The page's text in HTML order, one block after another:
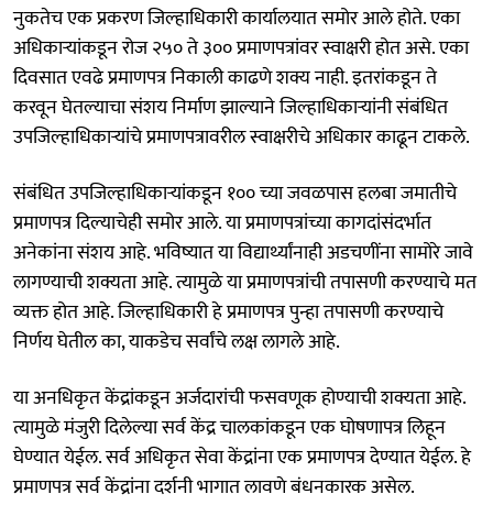
नुकतेच एक प्रकरण जिल्हाधिकारी कार्यालयात समोर आले होते. एका
अधिकाऱ्यांकडून रोज २५० ते ३०० प्रमाणपत्रांवर स्वाक्षरी होत असे. एका
दिवसात एवढे प्रमाणपत्र निकाली काढणे शक्य नाही. इतरांकडून ते
करवून घेतल्याचा संशय निर्माण झाल्याने जिल्हाधिकाऱ्यांनी संबंधित
उपजिल्हाधिकाऱ्यांचे प्रमाणपत्रावरील स्वाक्षरीचे अधिकार काढून टाकले.
संबंधित उपजिल्हाधिकाऱ्यांकडून १०० च्या जवळपास हलबा जमातीचे
प्रमाणपत्र दिल्याचेही समोर आले. या प्रमाणपत्रांच्या कागदांसंदर्भात
अनेकांना संशय आहे. भविष्यात या विद्यार्थ्यांनाही अडचणींना सामोरे जावे
लागण्याची शक्यता आहे. त्यामुळे या प्रमाणपत्रांची तपासणी करण्याचे मत
व्यक्त होत आहे. जिल्हाधिकारी हे प्रमाणपत्र पुन्हा तपासणी करण्याचे
निर्णय घेतील का, याकडेच सर्वांचे लक्ष लागले आहे.
या अनधिकृत केंद्रांकडून अर्जदारांची फसवणूक होण्याची शक्यता आहे.
त्यामुळे मंजुरी दिलेल्या सर्व केंद्र चालकांकडून एक घोषणापत्र लिहून
घेण्यात येईल. सर्व अधिकृत सेवा केंद्रांना एक प्रमाणपत्र देण्यात येईल. हे
प्रमाणपत्र सर्व केंद्रांना दर्शनी भागात लावणे बंधनकारक असेल.